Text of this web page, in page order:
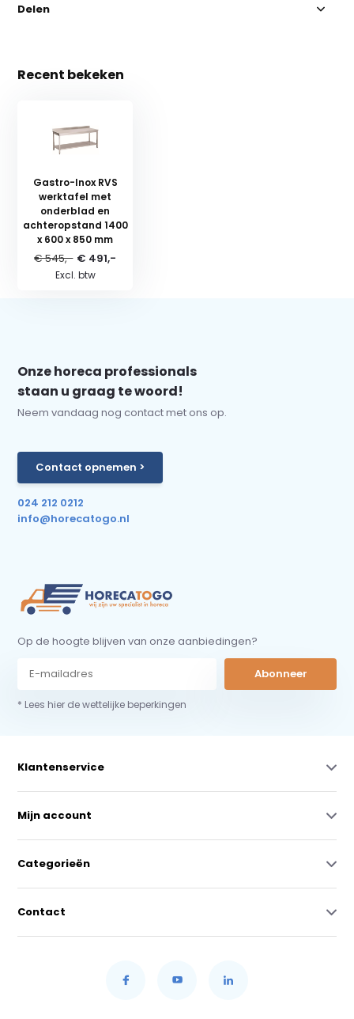
Delen
Recent bekeken
Gastro-Inox RVS
werktafel met
onderblad en
achteropstand 1400
x 600 x 850 mm
€ 545,- € 491,-
Excl. btw
Onze horeca professionals
staan u graag te woord!
Neem vandaag nog contact met ons op.
Contact opnemen >
024 212 0212
info@horecatogo.nl
Op de hoogte blijven van onze aanbiedingen?
Abonneer
* Lees hier de wettelijke beperkingen
Klantenservice
Mijn account
Categorieën
Contact